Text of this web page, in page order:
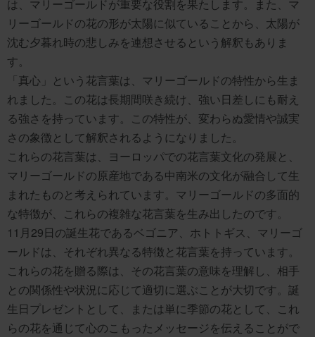
は、マリーゴールドが重要な役割を果たします。また、マ
リーゴールドの花の形が太陽に似ていることから、太陽が
沈む夕暮れ時の悲しみを連想させるという解釈もありま
す。
「真心」という花言葉は、マリーゴールドの特性から生ま
れました。この花は長期間咲き続け、強い日差しにも耐え
る強さを持っています。この特性が、変わらぬ愛情や誠実
さの象徴として解釈されるようになりました。
これらの花言葉は、ヨーロッパでの花言葉文化の発展と、
マリーゴールドの原産地である中南米の文化が融合して生
まれたものと考えられています。マリーゴールドの多面的
な特徴が、これらの複雑な花言葉を生み出したのです。
11月29日の誕生花であるベゴニア、ホトトギス、マリーゴ
ールドは、それぞれ異なる特徴と花言葉を持っています。
これらの花を贈る際は、その花言葉の意味を理解し、相手
との関係性や状況に応じて適切に選ぶことが大切です。誕
生日プレゼントとして、または単に季節の花として、これ
らの花を通じて心のこもったメッセージを伝えることがで